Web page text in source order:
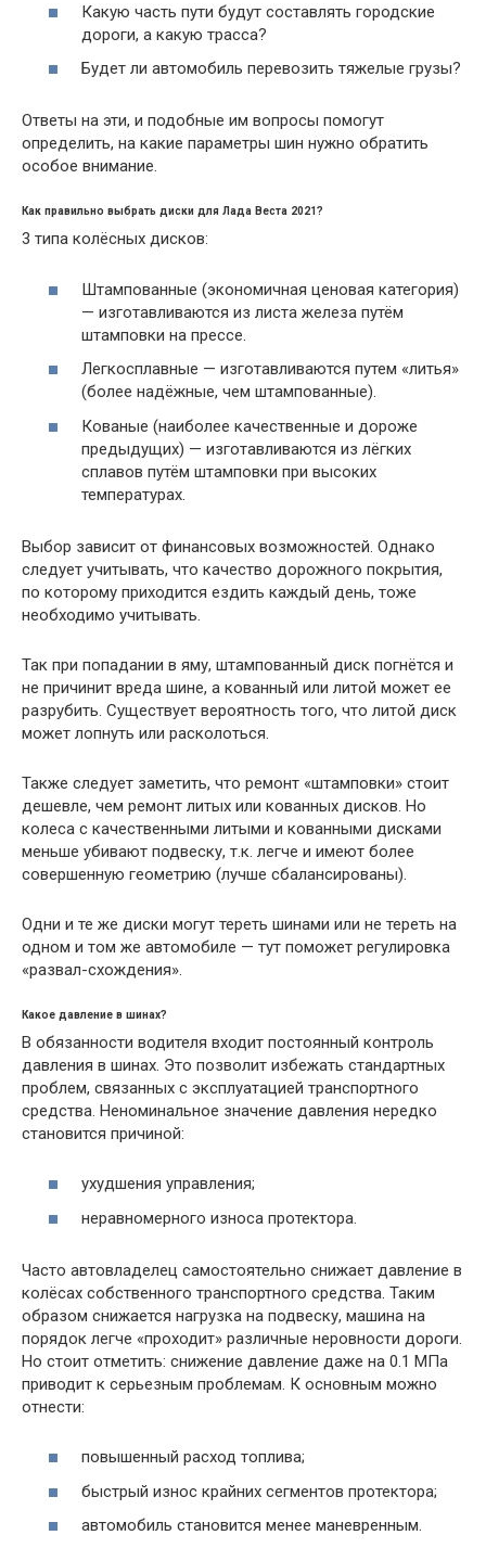
Какую часть пути будут составлять городские
дороги, а какую трасса?
Будет ли автомобиль перевозить тяжелые грузы?
Ответы на эти, и подобные им вопросы помогут
определить, на какие параметры шин нужно обратить
особое внимание.
Как правильно выбрать диски для Лада Веста 2021?
3 типа колёсных дисков:
Штампованные (экономичная ценовая категория)
— изготавливаются из листа железа путём
штамповки на прессе.
Легкосплавные — изготавливаются путем «литья»
(более надёжные, чем штампованные).
Кованые (наиболее качественные и дороже
предыдущих) — изготавливаются из лёгких
сплавов путём штамповки при высоких
температурах.
Выбор зависит от финансовых возможностей. Однако
следует учитывать, что качество дорожного покрытия,
по которому приходится ездить каждый день, тоже
необходимо учитывать.
Так при попадании в яму, штампованный диск погнётся и
не причинит вреда шине, а кованный или литой может ее
разрубить. Существует вероятность того, что литой диск
может лопнуть или расколоться.
Также следует заметить, что ремонт «штамповки» стоит
дешевле, чем ремонт литых или кованных дисков. Но
колеса с качественными литыми и кованными дисками
меньше убивают подвеску, т.к. легче и имеют более
совершенную геометрию (лучше сбалансированы).
Одни и те же диски могут тереть шинами или не тереть на
одном и том же автомобиле — тут поможет регулировка
«развал-схождения».
Какое давление в шинах?
В обязанности водителя входит постоянный контроль
давления в шинах. Это позволит избежать стандартных
проблем, связанных с эксплуатацией транспортного
средства. Неноминальное значение давления нередко
становится причиной:
ухудшения управления;
неравномерного износа протектора.
Часто автовладелец самостоятельно снижает давление в
колёсах собственного транспортного средства. Таким
образом снижается нагрузка на подвеску, машина на
порядок легче «проходит» различные неровности дороги.
Но стоит отметить: снижение давление даже на 0.1 МПа
приводит к серьезным проблемам. К основным можно
отнести:
повышенный расход топлива;
быстрый износ крайних сегментов протектора;
автомобиль становится менее маневренным.